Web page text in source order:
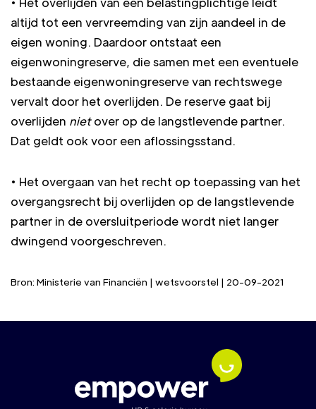
altijd tot een vervreemding van zijn aandeel in de
eigen woning. Daardoor ontstaat een
eigenwoningreserve, die samen met een eventuele
bestaande eigenwoningreserve van rechtswege
vervalt door het overlijden. De reserve gaat bij
overlijden nietover op de langstlevende partner.
Dat geldt ook voor een aflossingsstand.
• Het overgaan van het recht op toepassing van het
overgangsrecht bij overlijden op de langstlevende
partner in de oversluitperiode wordt niet langer
dwingend voorgeschreven.
Bron: Ministerie van Financiën | wetsvoorstel | 20-09-2021